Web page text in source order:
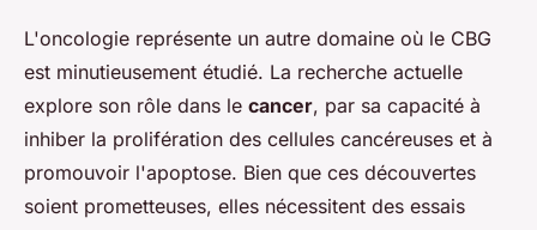
L'oncologie représente un autre domaine où le CBG
est minutieusement étudié. La recherche actuelle
explore son rôle dans le cancer, par sa capacité à
inhiber la prolifération des cellules cancéreuses et à
promouvoir l'apoptose. Bien que ces découvertes
soient prometteuses, elles nécessitent des essais